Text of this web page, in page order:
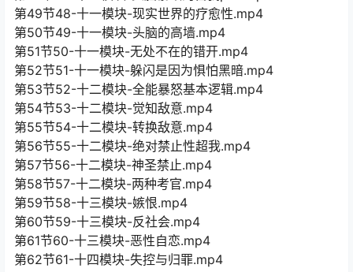
第49节48-十一模块-现实世界的疗愈性.mp4
第50节49-十一模块-头脑的高墙.mp4
第51节50-十一模块-无处不在的错开.mp4
第52节51-十一模块-躲闪是因为惧怕黑暗.mp4
第53节52-十二模块-全能暴怒基本逻辑.mp4
第54节53-十二模块-觉知敌意.mp4
第55节54-十二模块-转换敌意.mp4
第56节55-十二模块-绝对禁止性超我.mp4
第57节56-十二模块-神圣禁止.mp4
第58节57-十二模块-两种考官.mp4
第59节58-十三模块-嫉恨.mp4
第60节59-十三模块-反社会.mp4
第61节60-十三模块-恶性自恋.mp4
第62节61-十四模块-失控与归罪.mp4